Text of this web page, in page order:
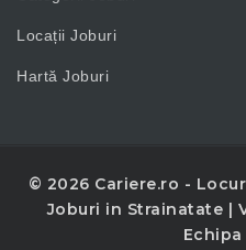
Locații Joburi
Hartă Joburi
© 2026 Cariere.ro -
Joburi in Strainatate |